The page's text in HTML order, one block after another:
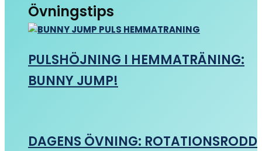
Övningstips
PULSHÖJNING I HEMMATRÄNING:
BUNNY JUMP!
DAGENS ÖVNING: ROTATIONSRODD